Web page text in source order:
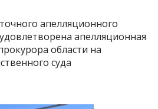
апелляционного
апелляционная
области на
суда